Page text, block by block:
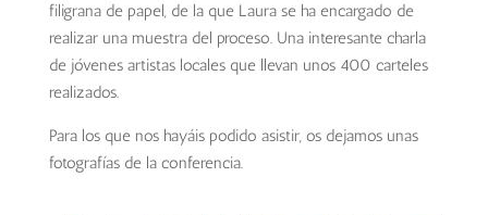
filigrana de papel, de la que Laura se ha encargado de
realizar una muestra del proceso. Una interesante charla
de jóvenes artistas locales que llevan unos 400 carteles
realizados.
Para los que nos hayáis podido asistir, os dejamos unas
fotografías de la conferencia.